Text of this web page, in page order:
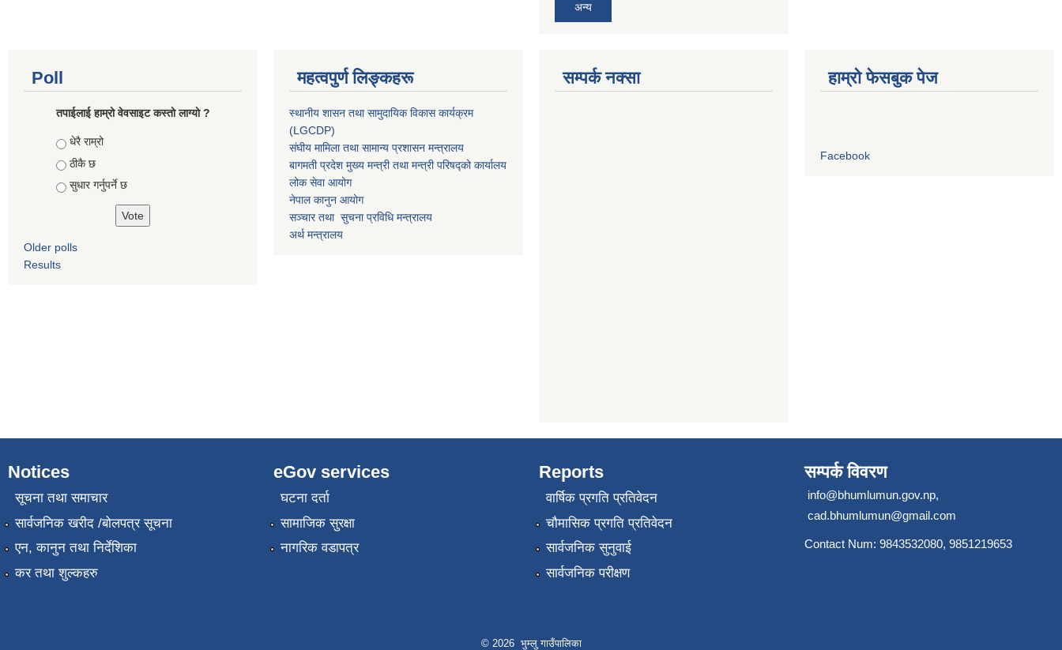
अन्य
Poll
तपाईलाई हाम्रो वेवसाइट कस्ताे लाग्याे ?
Choices
धेरै राम्रो
ठीकै छ
सुधार गर्नुपर्ने छ
Older polls
Results
महत्वपुर्ण लिङ्कहरू
स्थानीय शासन तथा सामुदायिक विकास कार्यक्रम
(LGCDP)
संघीय मामिला तथा सामान्य प्रशासन मन्त्रालय
बागमती प्रदेश मुख्य मन्त्री तथा मन्त्री परिषद्को कार्यालय
लोक सेवा आयोग
नेपाल कानुन आयोग
सञ्चार तथा सुचना प्रविधि मन्त्रालय
अर्थ मन्त्रालय
सम्पर्क नक्सा हाम्रो फेसबुक पेज
Facebook
Notices
सूचना तथा समाचार
सार्वजनिक खरीद /बोलपत्र सूचना
एन, कानुन तथा निर्देशिका
कर तथा शुल्कहरु
eGov services
घटना दर्ता
सामाजिक सुरक्षा
नागरिक वडापत्र
Reports
वार्षिक प्रगति प्रतिवेदन
चौमासिक प्रगति प्रतिवेदन
सार्वजनिक सुनुवाई
सार्वजनिक परीक्षण
सम्पर्क विवरण
info@bhumlumun.gov.np,
cad.bhumlumun@gmail.com
Contact Num: 9843532080, 9851219653
© 2026 भुम्लु गाउँपालिका